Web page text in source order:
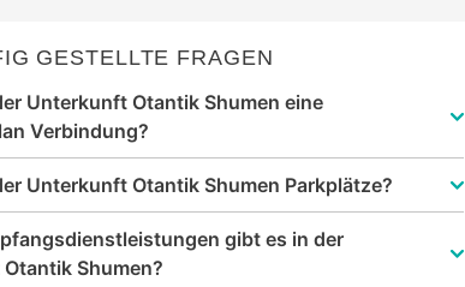
GESTELLTE FRAGEN
Unterkunft Otantik Shumen eine
Verbindung?
Unterkunft Otantik Shumen Parkplätze?
gibt es in der
Shumen?